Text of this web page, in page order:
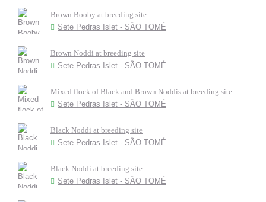
Brown Booby at breeding site
Sete Pedras Islet - SÃO TOMÉ
Brown Noddi at breeding site
Sete Pedras Islet - SÃO TOMÉ
Mixed flock of Black and Brown Noddis at breeding site
Sete Pedras Islet - SÃO TOMÉ
Black Noddi at breeding site
Sete Pedras Islet - SÃO TOMÉ
Black Noddi at breeding site
Sete Pedras Islet - SÃO TOMÉ